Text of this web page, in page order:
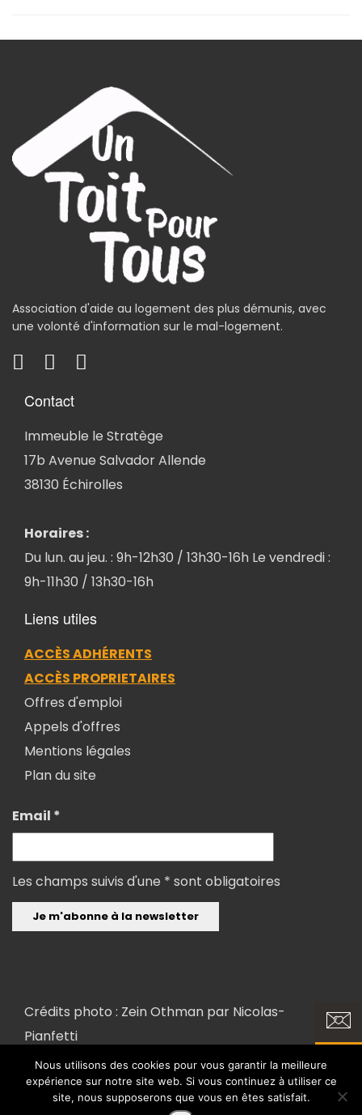
Association d'aide au logement des plus démunis, avec
une volonté d'information sur le mal-logement.
Contact
Immeuble le Stratège
17b Avenue Salvador Allende
38130 Échirolles
Horaires :
Du lun. au jeu. : 9h-12h30 / 13h30-16h Le vendredi :
9h-11h30 / 13h30-16h
Liens utiles
ACCÈS ADHÉRENTS
ACCÈS PROPRIETAIRES
Offres d'emploi
Appels d'offres
Mentions légales
Plan du site
Email *
Les champs suivis d'une * sont obligatoires
Crédits photo : Zein Othman par Nicolas-
Pianfetti
Copyright 2018 © Conception et réalisation : FX COM'UNIK et LK
Nous utilisons des cookies pour vous garantir la meilleure
expérience sur notre site web. Si vous continuez à utiliser ce
site, nous supposerons que vous en êtes satisfait.